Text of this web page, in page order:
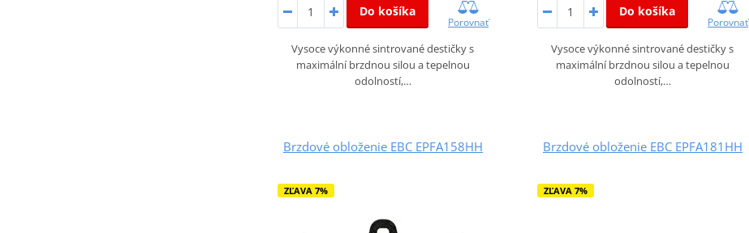
Do košíka
Porovnať
Vysoce výkonné sintrované destičky s
maximální brzdnou silou a tepelnou
odolností,…
Do košíka
Porovnať
Vysoce výkonné sintrované destičky s
maximální brzdnou silou a tepelnou
odolností,…
Brzdové obloženie EBC EPFA158HH
ZĽAVA 7%
Brzdové obloženie EBC EPFA181HH
ZĽAVA 7%